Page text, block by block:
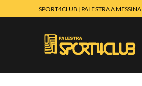
ai
SPORT4CLUB | PALESTRA A MESSINA